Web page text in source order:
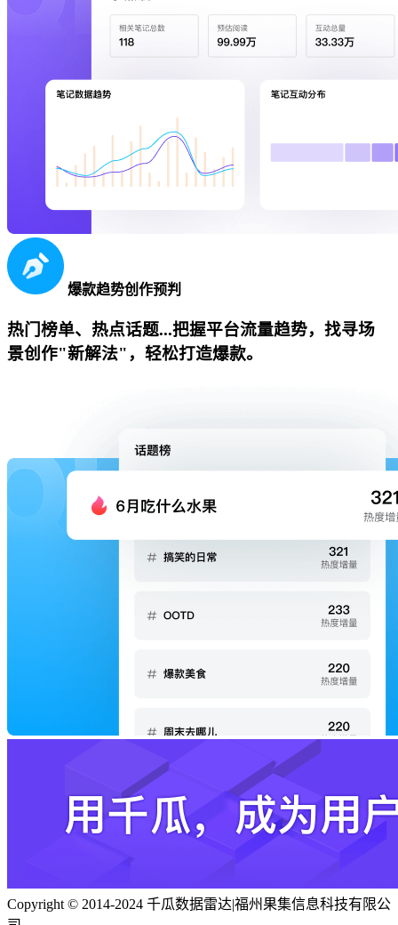
爆款趋势创作预判
热门榜单、热点话题...把握平台流量趋势，找寻场
景创作"新解法"，轻松打造爆款。
Copyright © 2014-2024 千瓜数据雷达|福州果集信息科技有限公